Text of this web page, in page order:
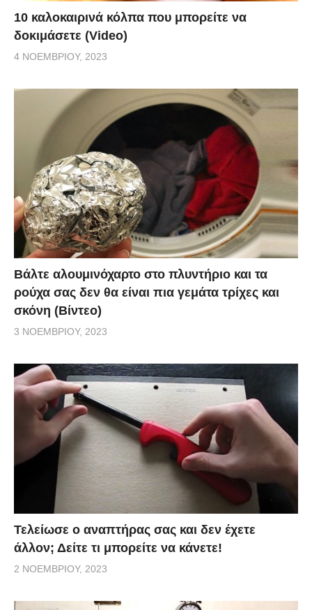
10 καλοκαιρινά κόλπα που μπορείτε να
δοκιμάσετε (Video)
4 ΝΟΕΜΒΡΊΟΥ, 2023
Βάλτε αλουμινόχαρτο στο πλυντήριο και τα
ρούχα σας δεν θα είναι πια γεμάτα τρίχες και
σκόνη (Βίντεο)
3 ΝΟΕΜΒΡΊΟΥ, 2023
Τελείωσε ο αναπτήρας σας και δεν έχετε
άλλον; Δείτε τι μπορείτε να κάνετε!
2 ΝΟΕΜΒΡΊΟΥ, 2023